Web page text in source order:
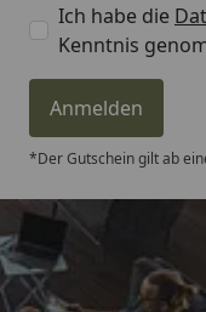
Ich habe die
Kenntnis
Anmelden
*Der Gutschein gilt ab